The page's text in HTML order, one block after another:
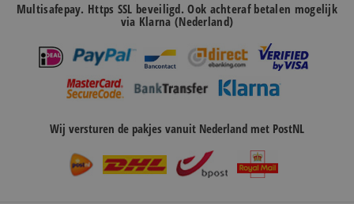
Multisafepay. Https SSL beveiligd. Ook achteraf betalen mogelijk
via Klarna (Nederland)
Wij versturen de pakjes vanuit Nederland met PostNL